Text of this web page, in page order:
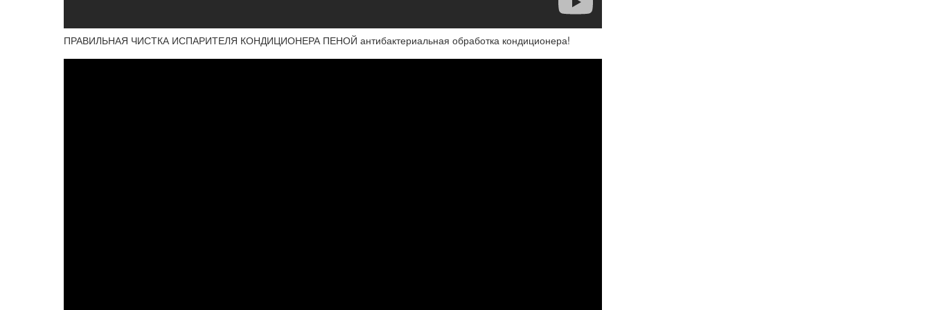
ПРАВИЛЬНАЯ ЧИСТКА ИСПАРИТЕЛЯ КОНДИЦИОНЕРА ПЕНОЙ антибактериальная обработка кондиционера!